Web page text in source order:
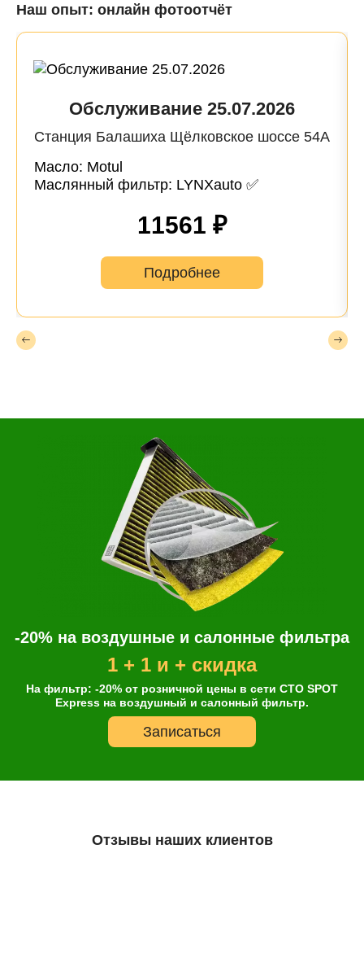
Наш опыт: онлайн фотоотчёт
Обслуживание 25.07.2026
Станция Балашиха Щёлковское шоссе 54А
Масло: Motul
Маслянный фильтр: LYNXauto ✅
11561 ₽
Подробнее
-20% на воздушные и салонные фильтра
1 + 1 и + скидка
На фильтр: -20% от розничной цены в сети СТО SPOT
Express на воздушный и салонный фильтр.
Записаться
Отзывы наших клиентов